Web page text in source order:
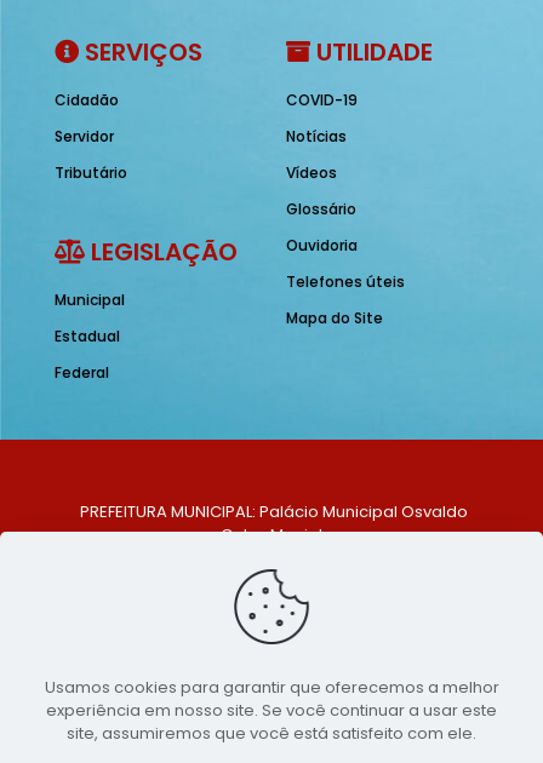
SERVIÇOS
Cidadão
Servidor
Tributário
LEGISLAÇÃO
Municipal
Estadual
Federal
UTILIDADE
COVID-19
Notícias
Vídeos
Glossário
Ouvidoria
Telefones úteis
Mapa do Site
PREFEITURA MUNICIPAL: Palácio Municipal Osvaldo
Celso Maciel
Centro, São Bento do Una - PE. CEP: 553370-128
TELEFONE: (81) 99548-1569
E-MAIL: ouvidoria@saobentodouna.pe.gov.br
Copyright 2021-2026 - Assessoria de Comunicação da
Prefeitura de São Bento do Una - PE
Usamos cookies para garantir que oferecemos a melhor
experiência em nosso site. Se você continuar a usar este
site, assumiremos que você está satisfeito com ele.